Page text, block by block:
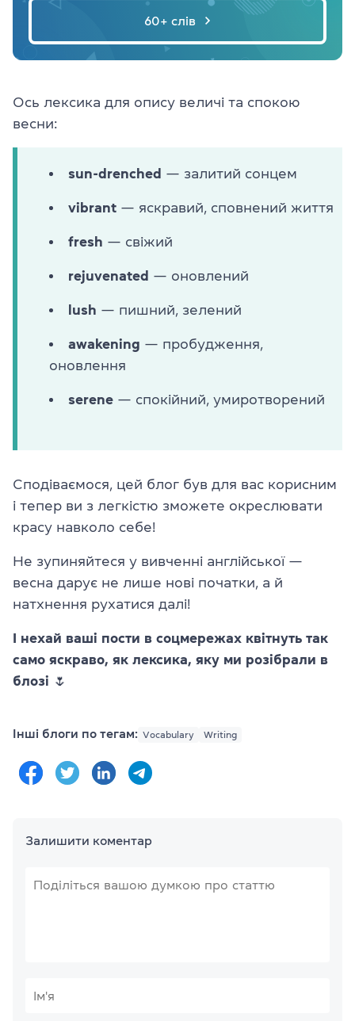
60+ слів
Ось лексика для опису величі та спокою
весни:
sun-drenched — залитий сонцем
vibrant — яскравий, сповнений життя
fresh — свіжий
rejuvenated — оновлений
lush — пишний, зелений
awakening — пробудження,
оновлення
serene — спокійний, умиротворений
Сподіваємося, цей блог був для вас корисним
і тепер ви з легкістю зможете окреслювати
красу навколо себе!
Не зупиняйтеся у вивченні англійської —
весна дарує не лише нові початки, а й
натхнення рухатися далі!
І нехай ваші пости в соцмережах квітнуть так
само яскраво, як лексика, яку ми розібрали в
блозі 🌷
Інші блоги по тегам: Vocabulary Writing
Залишити коментар